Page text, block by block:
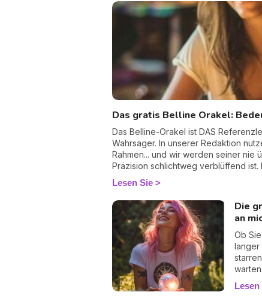
Das gratis Belline Orakel:
Das Belline-Orakel ist DAS
Wahrsager. In unserer Redaktion
Rahmen... und wir werden seiner nie
Präzision schlichtweg verblüffend
Zweifels? Eine Frage, die Sie Tag
dass sich etwas in Ihrem Leben
können? Das Belline-Orakel wird
ohne Schmeichelei, mit einer
Wankende Liebe, Karriere an einem
Sie nachts wachhalten... dieses
Verbündeter, um endlich Klarheit zu
Lesen Sie
Die
an
Ob
langer
Lesen